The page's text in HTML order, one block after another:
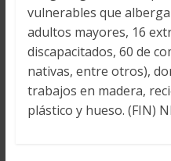
vulnerables que
adultos mayores, 16
discapacitados, 60 de
nativas, entre otros),
trabajos en madera,
plástico y hueso. (FIN)